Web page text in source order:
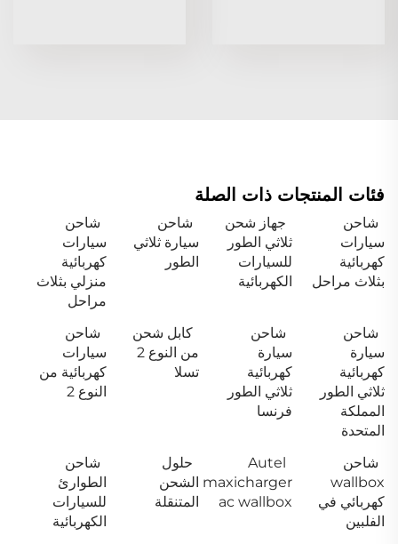
فئات المنتجات ذات الصلة
شاحن
سيارات
كهربائية
بثلاث مراحل
جهاز شحن
ثلاثي الطور
للسيارات
الكهربائية
شاحن
سيارة ثلاثي
الطور
شاحن
سيارات
كهربائية
منزلي بثلاث
مراحل
شاحن
سيارة
كهربائية
ثلاثي الطور
المملكة
المتحدة
شاحن
سيارة
كهربائية
ثلاثي الطور
فرنسا
كابل شحن
من النوع 2
تسلا
شاحن
سيارات
كهربائية من
النوع 2
شاحن
wallbox
كهربائي في
الفلبين
Autel
maxicharger
ac wallbox
حلول
الشحن
المتنقلة
شاحن
الطوارئ
للسيارات
الكهربائية